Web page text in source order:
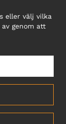
adress!
eller välj vilka
genom att